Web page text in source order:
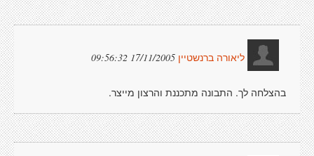
ליאורה ברנשטיין 17/11/2005 09:56:32
בהצלחה לך. התבונה מתכננת והרצון מייצר.